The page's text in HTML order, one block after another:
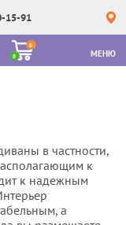
15-91
0
0
МЕНЮ
в частности,
к
к надежным
а